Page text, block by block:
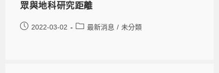
眾與地科研究距離
2022-03-02 最新消息 / 未分類